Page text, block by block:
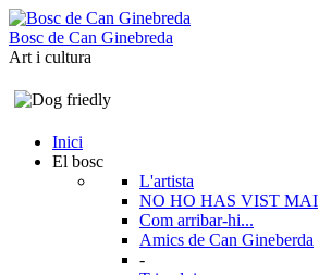
Bosc de Can Ginebreda
Art i cultura
Inici
El bosc
L'artista
NO HO HAS VIST MAI
Com arribar-hi...
Amics de Can Gineberda
-